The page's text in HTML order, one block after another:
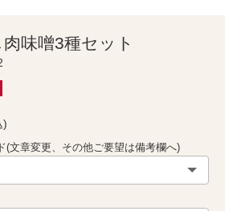
味噌3種セット
)
(文章変更、その他ご要望は備考欄へ)